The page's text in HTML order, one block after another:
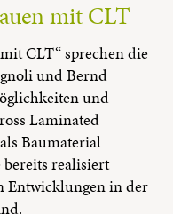
mit CLT
CLT“ sprechen die
und Bernd
und
Laminated
Baumaterial
realisiert
Entwicklungen in der